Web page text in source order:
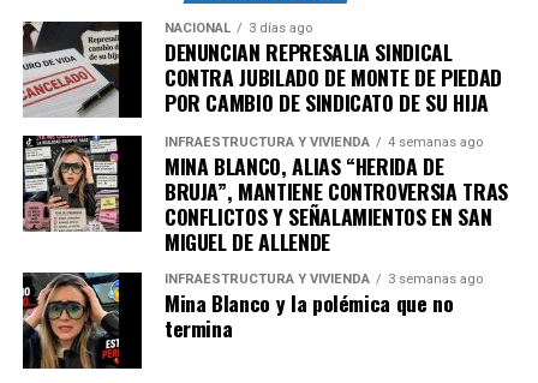
A partir del mes de agosto 128 adolescentes del
municipio de Pesquería y de otros aledaños, van a
ingresar para cursar el primer año de secundaria.
Dentro de tres años habrá cerca de 1,000 jóvenes
estudiando, tanto secundaria como preparatoria.
De esta manera Ternium trabaja de la mano con el
gobierno estatal en el desarrollo y crecimiento de la
comunidad, enfatizó.
Pese a incremento de aranceles
Ternium sigue invirtiendo
NACIONAL 3 días ago
DENUNCIAN REPRESALIA SINDICAL
CONTRA JUBILADO DE MONTE DE PIEDAD
POR CAMBIO DE SINDICATO DE SU HIJA
INFRAESTRUCTURA Y VIVIENDA 4 semanas ago
MINA BLANCO, ALIAS “HERIDA DE
BRUJA”, MANTIENE CONTROVERSIA TRAS
CONFLICTOS Y SEÑALAMIENTOS EN SAN
MIGUEL DE ALLENDE
INFRAESTRUCTURA Y VIVIENDA 3 semanas ago
Mina Blanco y la polémica que no
termina